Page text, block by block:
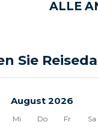
ALLE
Sie
August 2026
Mi Do Fr Sa